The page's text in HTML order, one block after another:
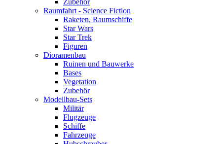
Zubehör
Raumfahrt - Science Fiction
Raketen, Raumschiffe
Star Wars
Star Trek
Figuren
Dioramenbau
Ruinen und Bauwerke
Bases
Vegetation
Zubehör
Modellbau-Sets
Militär
Flugzeuge
Schiffe
Fahrzeuge